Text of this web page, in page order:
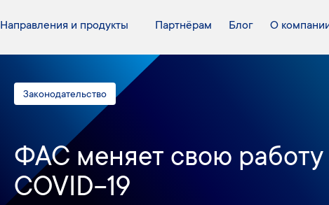
Направления и продукты Партнёрам Блог О
Законодательство
ФАС меняет свою работу
COVID-19